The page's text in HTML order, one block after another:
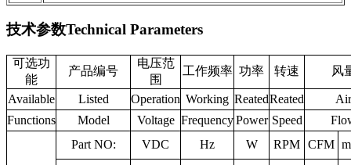
技术参数Technical Parameters
可选功
能
产品编号
电压范
围
工作频率 功率 转速 风
Available Listed Operation Working ReatedReated
Air
Functions
Model Voltage FrequencyPower Speed
Part NO: VDC Hz W RPM CFM